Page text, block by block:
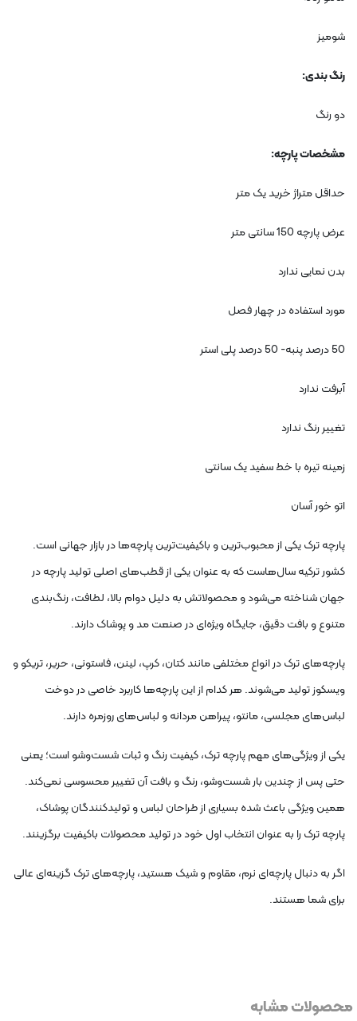
شومیز
رنگ بندی:
دو رنگ
مشخصات پارچه:
حداقل متراژ خرید یک متر
عرض پارچه 150 سانتی متر
بدن نمایی ندارد
مورد استفاده در چهار فصل
50درصد پنبه- 50 درصد پلی استر
آبرفت ندارد
تغییر رنگ ندارد
زمینه تیره با خط سفید یک سانتی
اتو خور آسان
پارچه ترک یکی از محبوبترین و باکیفیتترین پارچهها در بازار جهانی است.
کشور ترکیه سالهاست که به عنوان یکی از قطبهای اصلی تولید پارچه در
جهان شناخته میشود و محصولاتش به دلیل دوام بالا، لطافت، رنگبندی
متنوع و بافت دقیق، جایگاه ویژهای در صنعت مد و پوشاک دارند.
پارچههای ترک در انواع مختلفی مانند کتان، کرپ، لینن، فاستونی، حریر، تریکو و
ویسکوز تولید میشوند. هر کدام از این پارچهها کاربرد خاصی در دوخت
لباسهای مجلسی، مانتو، پیراهن مردانه و لباسهای روزمره دارند.
یکی از ویژگیهای مهم پارچه ترک، کیفیت رنگ و ثبات شستوشو است؛ یعنی
حتی پس از چندین بار شستوشو، رنگ و بافت آن تغییر محسوسی نمیکند.
همین ویژگی باعث شده بسیاری از طراحان لباس و تولیدکنندگان پوشاک،
پارچه ترک را به عنوان انتخاب اول خود در تولید محصولات باکیفیت برگزینند.
اگر به دنبال پارچهای نرم، مقاوم و شیک هستید، پارچههای ترک گزینهای عالی
برای شما هستند.
محصولات مشابه